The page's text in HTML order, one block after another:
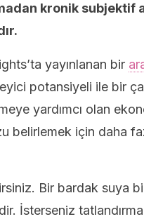
kronik subjektif
yayınlanan bir
potansiyeli ile bir
yardımcı olan
belirlemek için daha
Bir bardak suya
İsterseniz